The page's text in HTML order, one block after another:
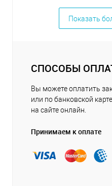
Показать
СПОСОБЫ
Вы можете оплатить
или по банковской
на сайте онлайн.
Принимаем к оплате